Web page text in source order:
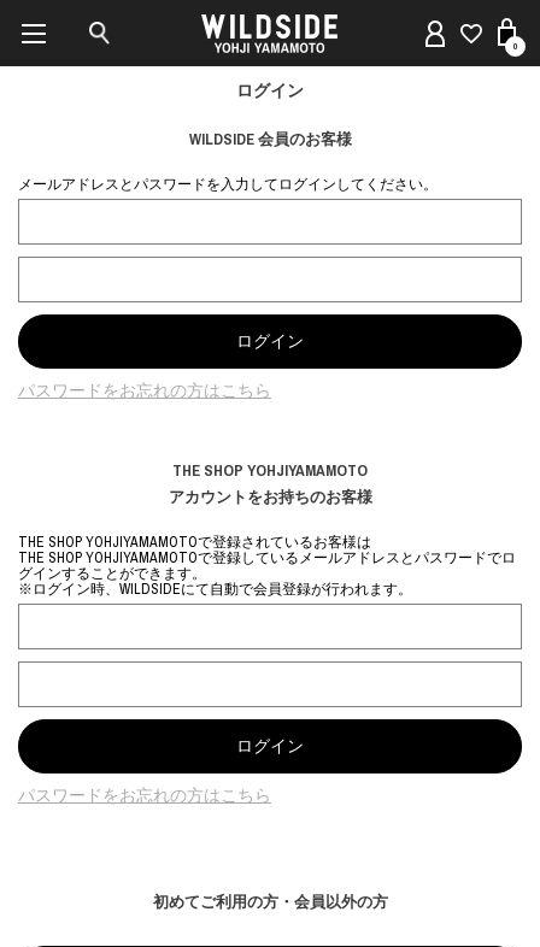
0
ログイン
WILDSIDE 会員のお客様
メールアドレスとパスワードを入力してログインしてください。
パスワードをお忘れの方はこちら
THE SHOP YOHJIYAMAMOTO
アカウントをお持ちのお客様
THE SHOP YOHJIYAMAMOTOで登録されているお客様は
THE SHOP YOHJIYAMAMOTOで登録しているメールアドレスとパスワードでロ
グインすることができます。
※ログイン時、WILDSIDEにて自動で会員登録が行われます。
パスワードをお忘れの方はこちら
初めてご利用の方・会員以外の方